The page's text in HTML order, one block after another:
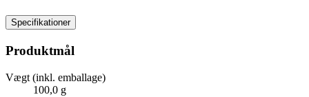
Specifikationer
Produktmål
Vægt (inkl. emballage)
100,0 g